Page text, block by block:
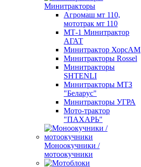
Минитракторы
Агромаш мт 110,
мототрак мт 110
МТ-1 Минитрактор
АГАТ
Минитрактор ХорсАМ
Минитракторы Rossel
Минитракторы
SHTENLI
Минитракторы МТЗ
"Беларус"
Минитракторы УГРА
Мото-трактор
"ПАХАРЬ"
Моноокучники /
мотоокучники